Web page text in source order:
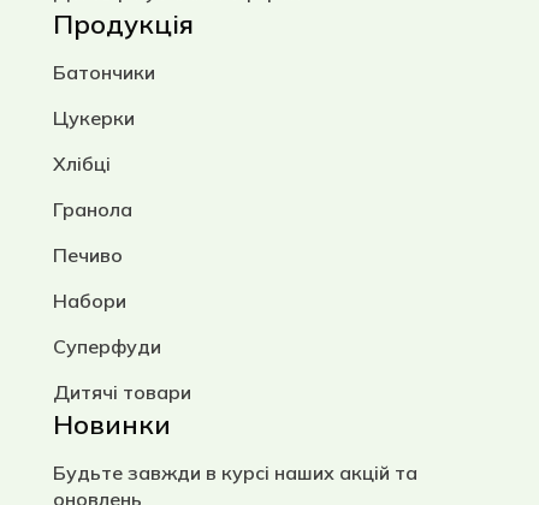
Продукція
Батончики
Цукерки
Хлібці
Гранола
Печиво
Набори
Суперфуди
Дитячі товари
Новинки
Будьте завжди в курсі наших акцій та
оновлень